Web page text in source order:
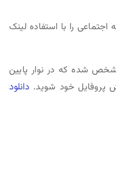
را با استفاده لینک
شده که در نوار پایین
پروفایل خود شوید. دانلود